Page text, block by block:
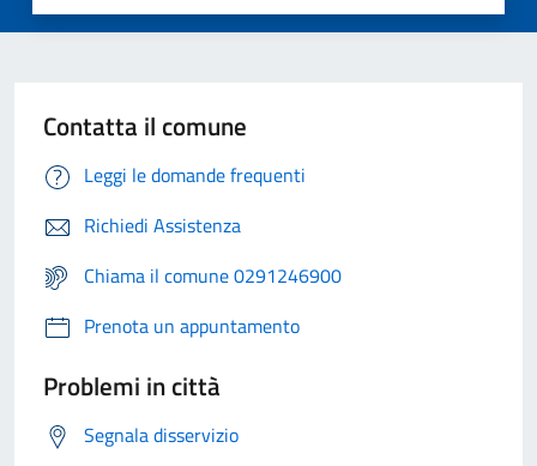
Contatta il comune
Leggi le domande frequenti
Richiedi Assistenza
Chiama il comune 0291246900
Prenota un appuntamento
Problemi in città
Segnala disservizio